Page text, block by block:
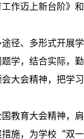
作迈上新台阶》
、多形式开展学
学，结合实际，
大会精神，把学
育大会精神，
施，为学校“双